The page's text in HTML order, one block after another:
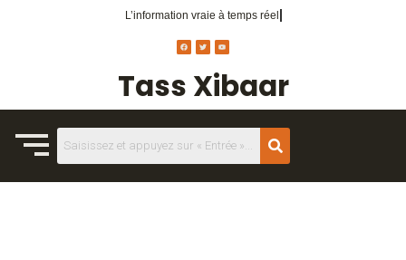
Tass Xibaar
L’information vraie à temps réel.